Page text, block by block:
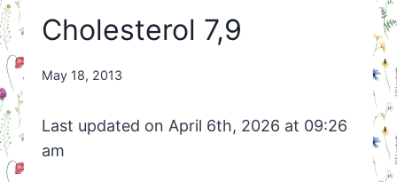
Cholesterol 7,9
By
May 18, 2013
Last updated on April 6th, 2026 at 09:26
am